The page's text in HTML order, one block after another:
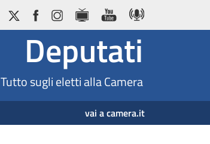
Deputati
Tutto sugli eletti alla Camera
vai a camera.it